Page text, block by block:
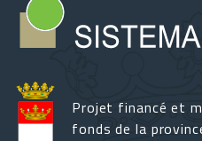
Projet financé et
fonds de la